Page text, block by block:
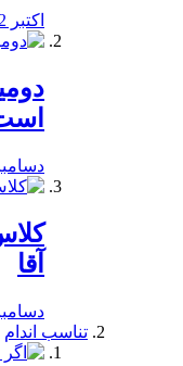
اکتبر 12, 2023
دسامبر 19,
آقا
دسامبر 19,
تناسب اندام